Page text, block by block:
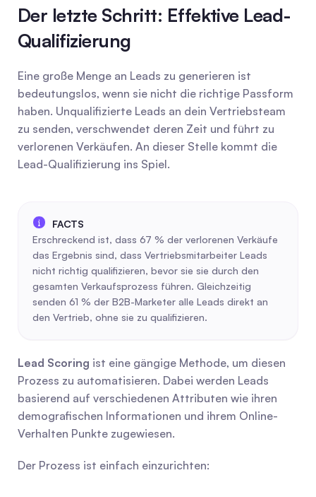
Der letzte Schritt: Effektive Lead-
Qualifizierung
Eine große Menge an Leads zu generieren ist
bedeutungslos, wenn sie nicht die richtige Passform
haben. Unqualifizierte Leads an dein Vertriebsteam
zu senden, verschwendet deren Zeit und führt zu
verlorenen Verkäufen. An dieser Stelle kommt die
Lead-Qualifizierung ins Spiel.
Erschreckend ist, dass 67 % der verlorenen Verkäufe
das Ergebnis sind, dass Vertriebsmitarbeiter Leads
nicht richtig qualifizieren, bevor sie sie durch den
gesamten Verkaufsprozess führen. Gleichzeitig
senden 61 % der B2B-Marketer alle Leads direkt an
den Vertrieb, ohne sie zu qualifizieren.
Lead Scoring ist eine gängige Methode, um diesen
Prozess zu automatisieren. Dabei werden Leads
basierend auf verschiedenen Attributen wie ihren
demografischen Informationen und ihrem Online-
Verhalten Punkte zugewiesen.
Der Prozess ist einfach einzurichten: